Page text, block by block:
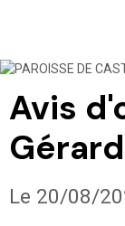
Avis
Le 20/08/